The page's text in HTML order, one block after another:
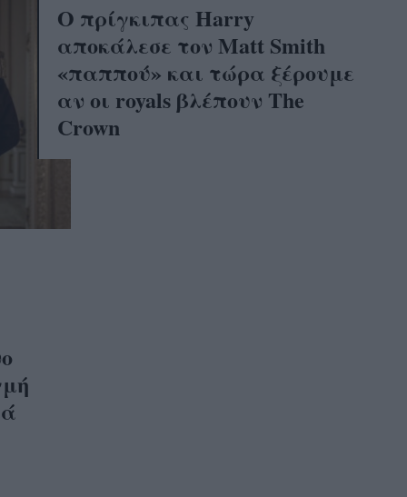
Ο πρίγκιπας Harry
αποκάλεσε τον Matt Smith
«παππού» και τώρα ξέρουμε
αν οι royals βλέπουν The
Crown